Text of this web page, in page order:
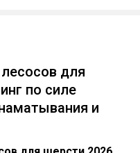
для
по силе
и